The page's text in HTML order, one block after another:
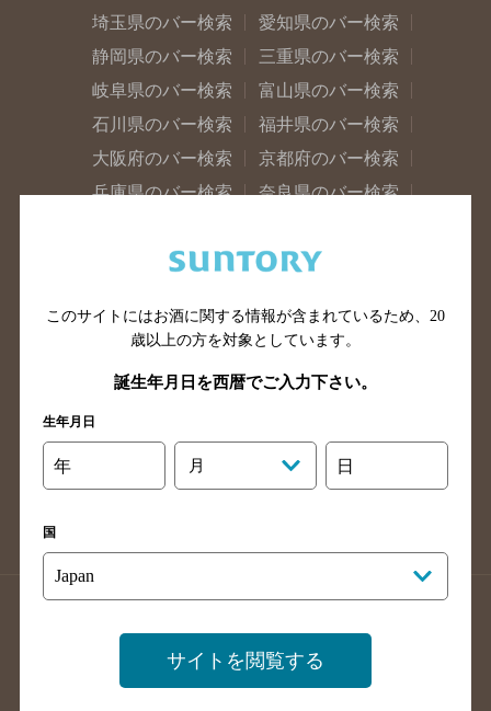
埼玉県のバー検索
愛知県のバー検索
静岡県のバー検索
三重県のバー検索
岐阜県のバー検索
富山県のバー検索
石川県のバー検索
福井県のバー検索
大阪府のバー検索
京都府のバー検索
兵庫県のバー検索
奈良県のバー検索
広島県のバー検索
岡山県のバー検索
島根県のバー検索
徳島県のバー検索
高知県のバー検索
福岡県のバー検索
長崎県のバー検索
大分県のバー検索
熊本県のバー検索
掲載店舗様ログイン
このサイトにはお酒に関する情報が含まれているため、 20
歳以上の方を対象としています。
誕生年月日を西暦でご入力下さい。
生年月日
年 月 日
国
サイトを閲覧する